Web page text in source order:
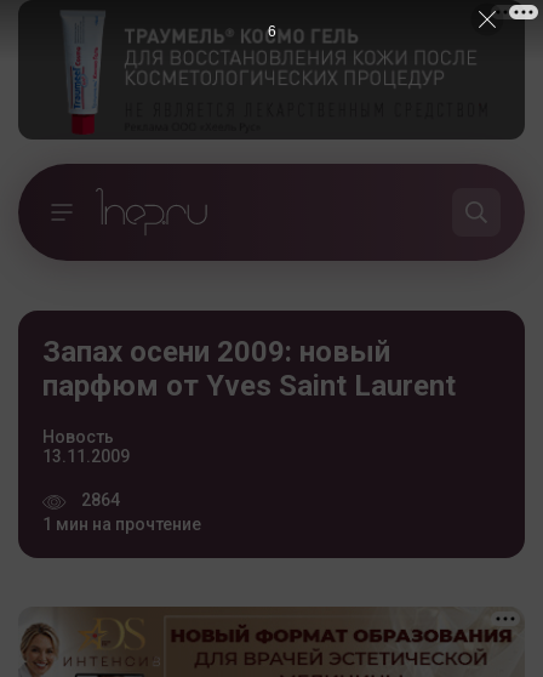
Запах осени 2009: новый
парфюм от Yves Saint Laurent
Новость
13.11.2009
2864
1 мин на прочтение
5